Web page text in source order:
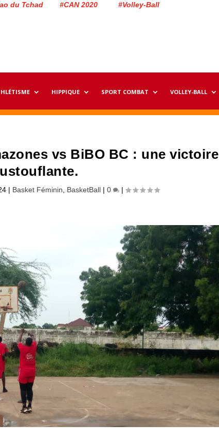
du Tchad #CAN 2020 #Volley-Ball
HIPPIQUE SPORT COMBAT VOLLEY-BALL
vs BiBO BC : une victoire
| Basket Féminin BasketBall| 0 |